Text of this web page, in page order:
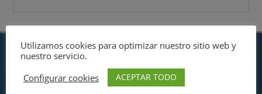
 Cursos
Avd. San Francisco Javier, 9
Utilizamos cookies para optimizar nuestro sitio web y
nuestro servicio.
Configurar cookies
ACEPTAR TODO